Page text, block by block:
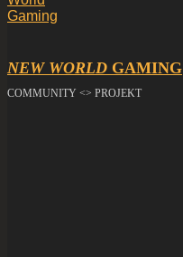
NEW WORLD GAMING
COMMUNITY <> PROJEKT